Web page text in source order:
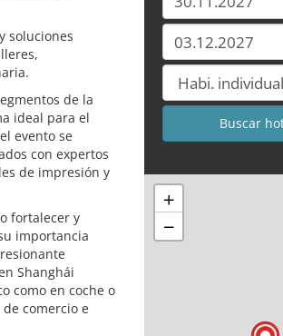
soluciones
de la
ideal para el
evento se
con expertos
de impresión y
fortalecer y
importancia
Shanghái
como en coche o
comercio e
+
−